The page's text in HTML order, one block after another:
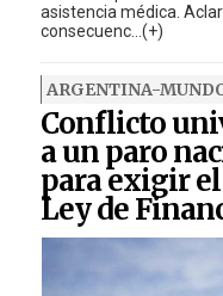
asistencia médica.
consecuenc...(+)
ARGENTINA-
Conflicto
a un paro
para exigir
Ley de